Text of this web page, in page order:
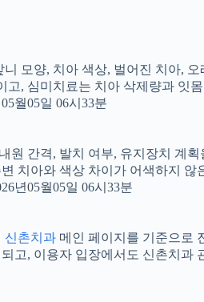
모양, 치아 색상, 벌어진 치아,
, 심미치료는 치아 삭제량과
월05일 06시33분
원 간격, 발치 여부, 유지장치 계
치아와 색상 차이가 어색하지
년05월05일 06시33분
신촌치과 메인 페이지를 기준으로
, 이용자 입장에서도 신촌치과